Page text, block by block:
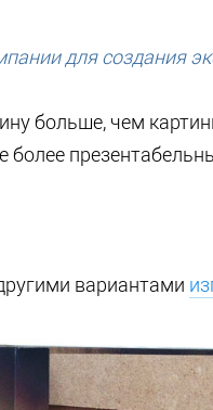
для создания
больше, чем
вариантами